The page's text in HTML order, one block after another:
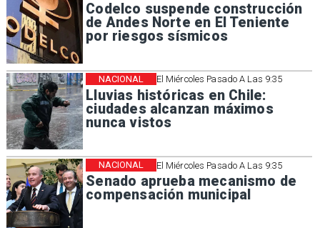
Codelco suspende construcción
de Andes Norte en El Teniente
por riesgos sísmicos
El Miércoles Pasado A Las 9:35
Lluvias históricas en Chile:
ciudades alcanzan máximos
nunca vistos
NACIONAL
El Miércoles Pasado A Las 9:35
Senado aprueba mecanismo de
compensación municipal
NACIONAL